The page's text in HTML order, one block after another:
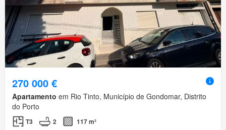
270 000 €
Apartamento em Rio Tinto, Município de Gondomar, Distrito
do Porto
T3 2 117 m²